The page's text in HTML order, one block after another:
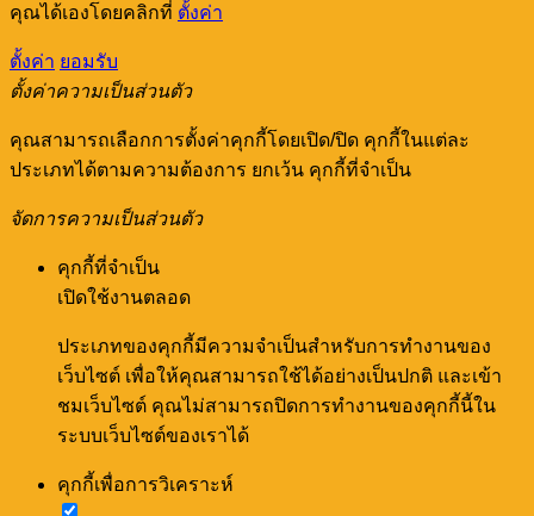
คุณได้เองโดยคลิกที่ ตั้งค่า
ตั้งค่า ยอมรับ
ตั้งค่าความเป็นส่วนตัว
คุณสามารถเลือกการตั้งค่าคุกกี้โดยเปิด/ปิด คุกกี้ในแต่ละ
ประเภทได้ตามความต้องการ ยกเว้น คุกกี้ที่จำเป็น
จัดการความเป็นส่วนตัว
คุกกี้ที่จำเป็น
เปิดใช้งานตลอด
ประเภทของคุกกี้มีความจำเป็นสำหรับการทำงานของ
เว็บไซต์ เพื่อให้คุณสามารถใช้ได้อย่างเป็นปกติ และเข้า
ชมเว็บไซต์ คุณไม่สามารถปิดการทำงานของคุกกี้นี้ใน
ระบบเว็บไซต์ของเราได้
คุกกี้เพื่อการวิเคราะห์